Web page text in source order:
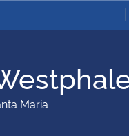
e
Ministério da
Ministério da
Maria